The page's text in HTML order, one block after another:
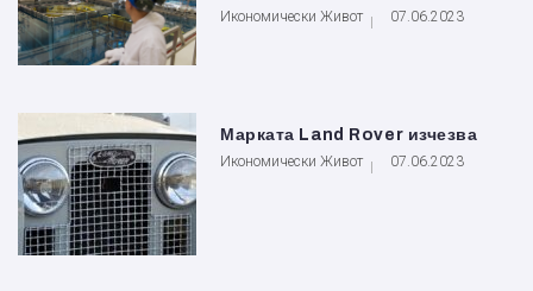
Икономически Живот 07.06.2023
Марката Land Rover изчезва
Икономически Живот 07.06.2023